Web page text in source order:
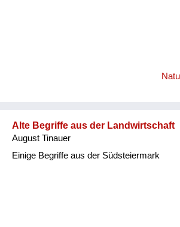
Alte Begriffe aus der Landwirtschaft
August Tinauer
Einige Begriffe aus der Südsteiermark